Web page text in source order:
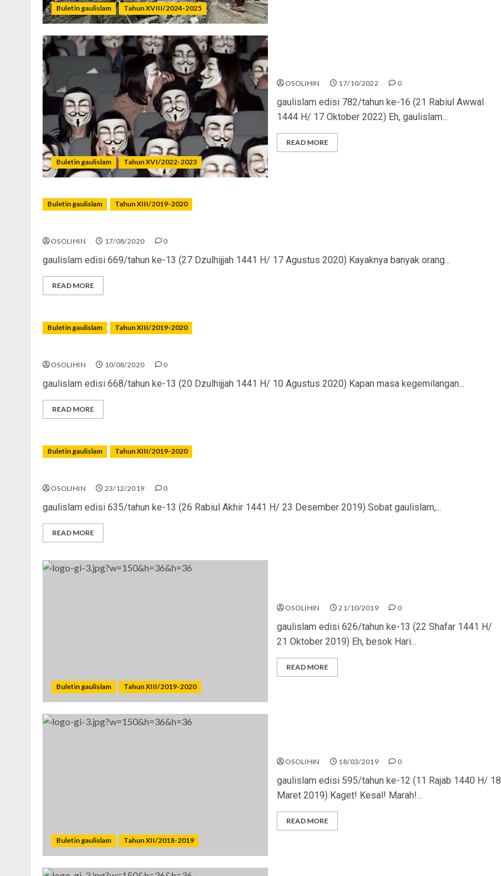
Buletin gaulislam Tahun XVIII/2024-2025
Buletin gaulislam Tahun XVI/2022-2023
OSOLIHIN 17/10/2022 0
gaulislam edisi 782/tahun ke-16 (21 Rabiul Awwal
1444 H/ 17 Oktober 2022) Eh, gaulislam...
READ MORE
Buletin gaulislam Tahun XIII/2019-2020
OSOLIHIN 17/08/2020 0
gaulislam edisi 669/tahun ke-13 (27 Dzulhijjah 1441 H/ 17 Agustus 2020) Kayaknya banyak orang...
READ MORE
Buletin gaulislam Tahun XIII/2019-2020
OSOLIHIN 10/08/2020 0
gaulislam edisi 668/tahun ke-13 (20 Dzulhijjah 1441 H/ 10 Agustus 2020) Kapan masa kegemilangan...
READ MORE
Buletin gaulislam Tahun XIII/2019-2020
OSOLIHIN 23/12/2019 0
gaulislam edisi 635/tahun ke-13 (26 Rabiul Akhir 1441 H/ 23 Desember 2019) Sobat gaulislam,...
READ MORE
Buletin gaulislam Tahun XIII/2019-2020
OSOLIHIN 21/10/2019 0
gaulislam edisi 626/tahun ke-13 (22 Shafar 1441 H/
21 Oktober 2019) Eh, besok Hari...
READ MORE
Buletin gaulislam Tahun XII/2018-2019
OSOLIHIN 18/03/2019 0
gaulislam edisi 595/tahun ke-12 (11 Rajab 1440 H/ 18
Maret 2019) Kaget! Kesal! Marah!...
READ MORE